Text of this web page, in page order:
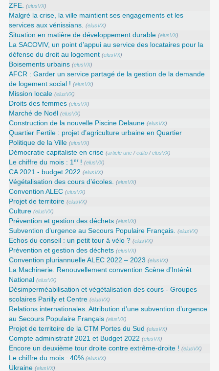
ZFE. (elusVX)
Malgré la crise, la ville maintient ses engagements et les
services aux vénissians.
(elusVX)
Situation en matière de développement durable (elusVX)
La SACOVIV, un point d’appui au service des locataires pour la
défense du droit au logement (elusVX)
Boisements urbains (elusVX)
AFCR : Garder un service partagé de la gestion de la demande
de logement social ! (elusVX)
Mission locale (elusVX)
Droits des femmes (elusVX)
Marché de Noël (elusVX)
Construction de la nouvelle Piscine Delaune (elusVX)
Quartier Fertile : projet d’agriculture urbaine en Quartier
Politique de la Ville (elusVX)
Démocratie capitaliste en crise (article une /edito /elusVX)
Le chiffre du mois : 1er! (elusVX)
CA 2021 - budget 2022 (elusVX)
Végétalisation des cours d’écoles. (elusVX)
Convention ALEC (elusVX)
Projet de territoire (elusVX)
Culture (elusVX)
Prévention et gestion des déchets (elusVX)
Subvention d’urgence au Secours Populaire Français. (elusVX)
Echos du conseil : un petit tour à vélo ? (elusVX)
Prévention et gestion des déchets (elusVX)
Convention pluriannuelle ALEC 2022 – 2023 (elusVX)
La Machinerie. Renouvellement convention Scène d’Intérêt
National (elusVX)
Désimperméabilisation et végétalisation des cours - Groupes
scolaires Parilly et Centre (elusVX)
Relations internationales. Attribution d’une subvention d’urgence
au Secours Populaire Français (elusVX)
Projet de territoire de la CTM Portes du Sud (elusVX)
Compte administratif 2021 et Budget 2022 (elusVX)
Encore un deuxième tour droite contre extrême-droite ! (elusVX)
Le chiffre du mois : 40% (elusVX)
Ukraine (elusVX)